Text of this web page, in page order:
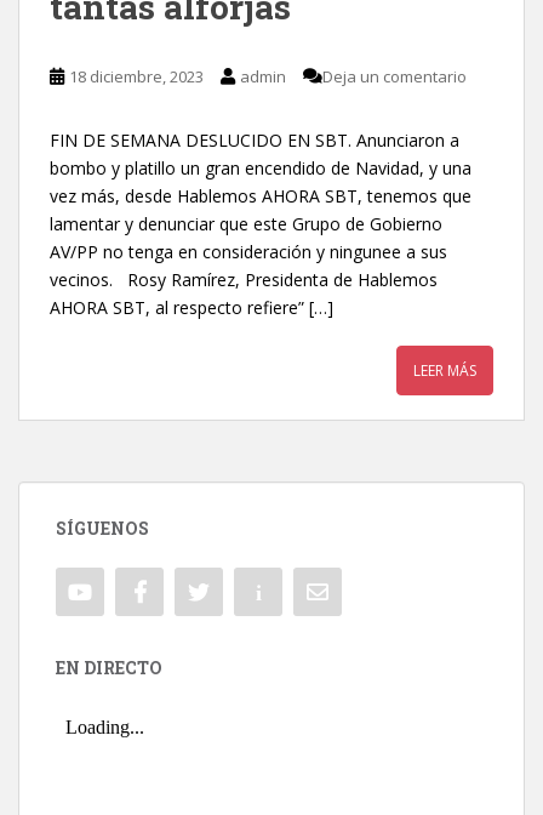
18 diciembre, 2023 admin Deja un comentario
FIN DE SEMANA DESLUCIDO EN SBT. Anunciaron a
bombo y platillo un gran encendido de Navidad, y una
vez más, desde Hablemos AHORA SBT, tenemos que
lamentar y denunciar que este Grupo de Gobierno
AV/PP no tenga en consideración y ningunee a sus
vecinos. Rosy Ramírez, Presidenta de Hablemos
AHORA SBT, al respecto refiere” […]
LEER MÁS
SÍGUENOS
EN DIRECTO